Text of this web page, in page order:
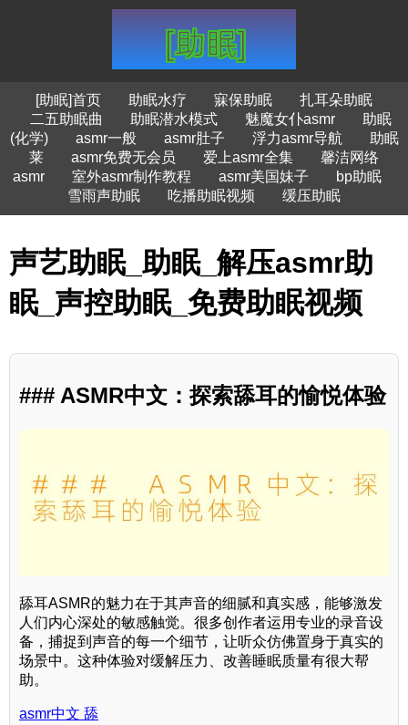
[助眠]首页 助眠水疗 寐保助眠
扎耳朵助眠
二五助眠曲
助眠潜水模式 魅魔女仆asmr
助眠
(化学)
asmr一般 asmr肚子 浮力asmr导航
助眠
莱
asmr免费无会员 爱上asmr全集
馨洁网络
asmr
室外asmr制作教程 asmr美国妹子
bp助眠
雪雨声助眠
吃播助眠视频 缓压助眠
声艺助眠_助眠_解压asmr助
眠_声控助眠_免费助眠视频
### ASMR中文：探索舔耳的愉悦体验
舔耳ASMR的魅力在于其声音的细腻和真实感，能够激发
人们内心深处的敏感触觉。很多创作者运用专业的录音设
备，捕捉到声音的每一个细节，让听众仿佛置身于真实的
场景中。这种体验对缓解压力、改善睡眠质量有很大帮
助。
asmr中文 舔